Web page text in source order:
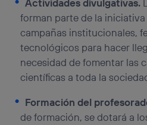
Actividades divulgativas.
forman parte de la
campañas institucionales,
tecnológicos para hacer
necesidad de fomentar las
científicas a toda la
Formación del
de formación, se dotará a